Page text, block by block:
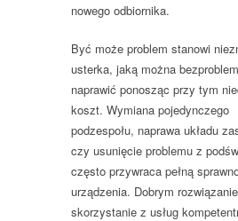
nowego odbiornika.
Być może problem stanowi
usterka, jaką można
naprawić ponosząc przy tym
koszt. Wymiana pojedynczego
podzespołu, naprawa układu
czy usunięcie problemu z
często przywraca pełną
urządzenia. Dobrym
skorzystanie z usług